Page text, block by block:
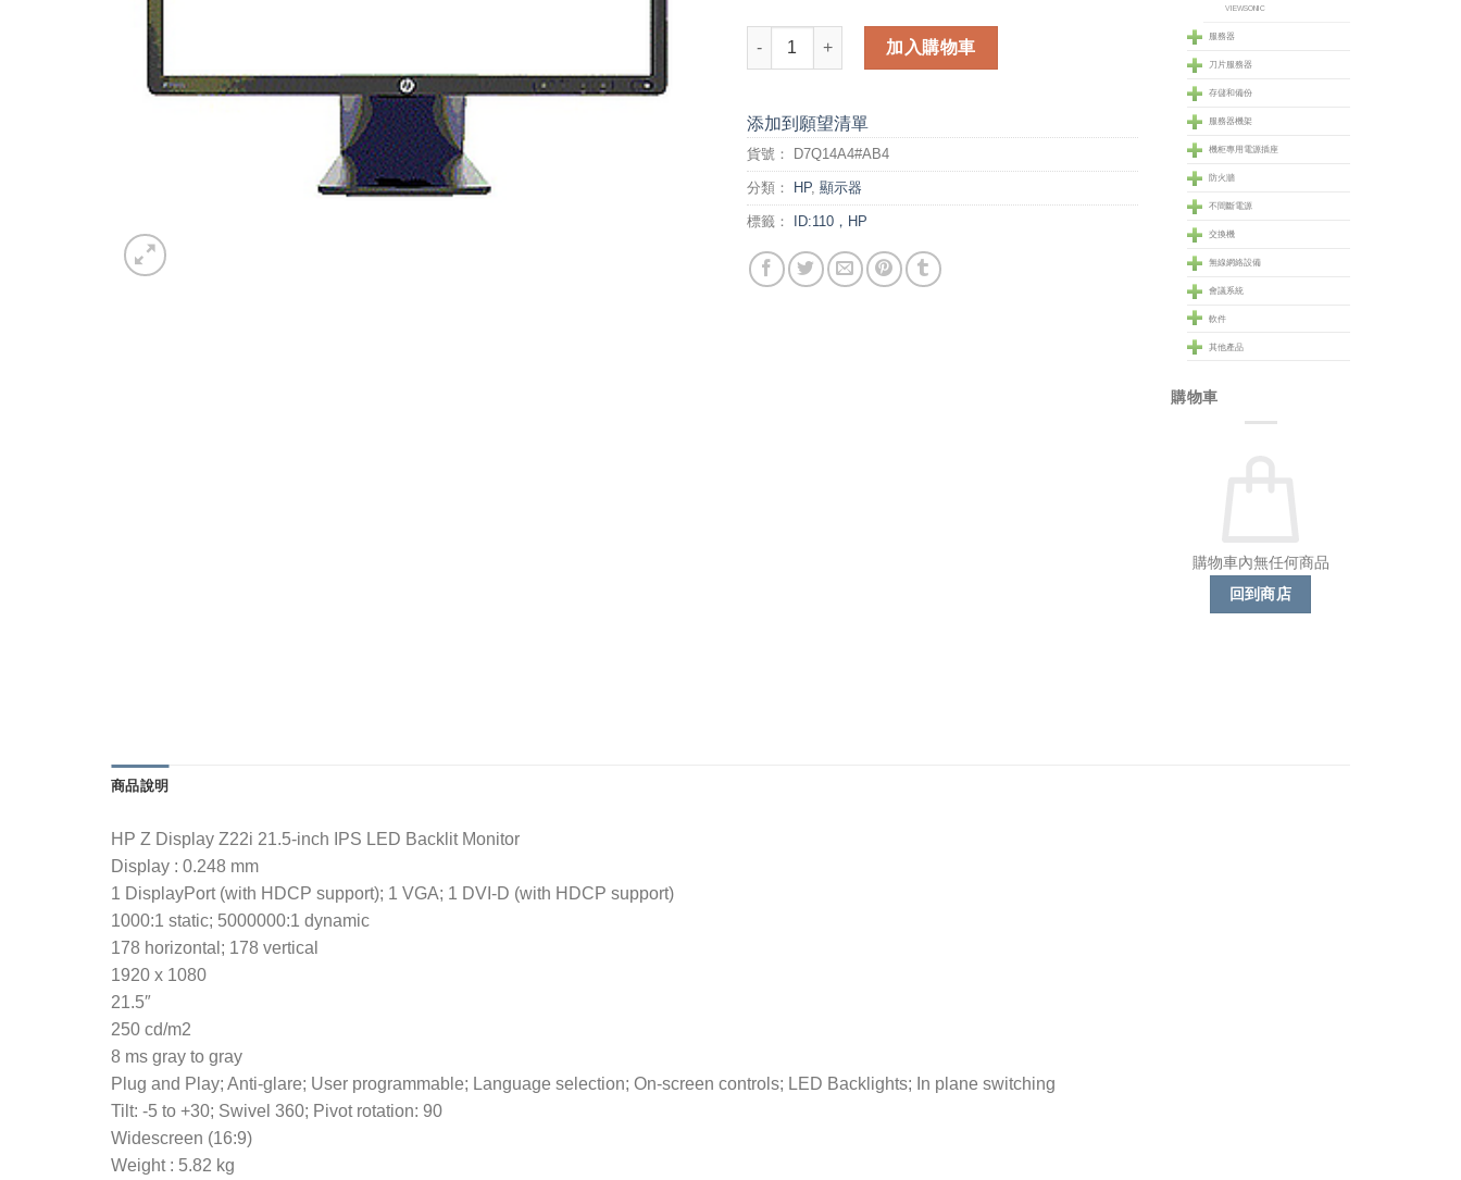
HP Z Display Z22i 21.5-inch IPS LED Backlit Monitor - ENERGY STAR (D7Q14A4#AB4) 數量
加入購物車
添加到願望清單
貨號： D7Q14A4#AB4
分類： HP, 顯示器
標籤： ID:110，HP
VIEWSONIC
服務器
刀片服務器
存儲和備份
服務器機架
機柜專用電源插座
防火牆
不間斷電源
交換機
無線網絡設備
會議系統
軟件
其他產品
購物車
購物車內無任何商品
回到商店
商品說明
HP Z Display Z22i 21.5-inch IPS LED Backlit Monitor
Display : 0.248 mm
1 DisplayPort (with HDCP support); 1 VGA; 1 DVI-D (with HDCP support)
1000:1 static; 5000000:1 dynamic
178 horizontal; 178 vertical
1920 x 1080
21.5″
250 cd/m2
8 ms gray to gray
Plug and Play; Anti-glare; User programmable; Language selection; On-screen controls; LED Backlights; In plane switching
Tilt: -5 to +30; Swivel 360; Pivot rotation: 90
Widescreen (16:9)
Weight : 5.82 kg